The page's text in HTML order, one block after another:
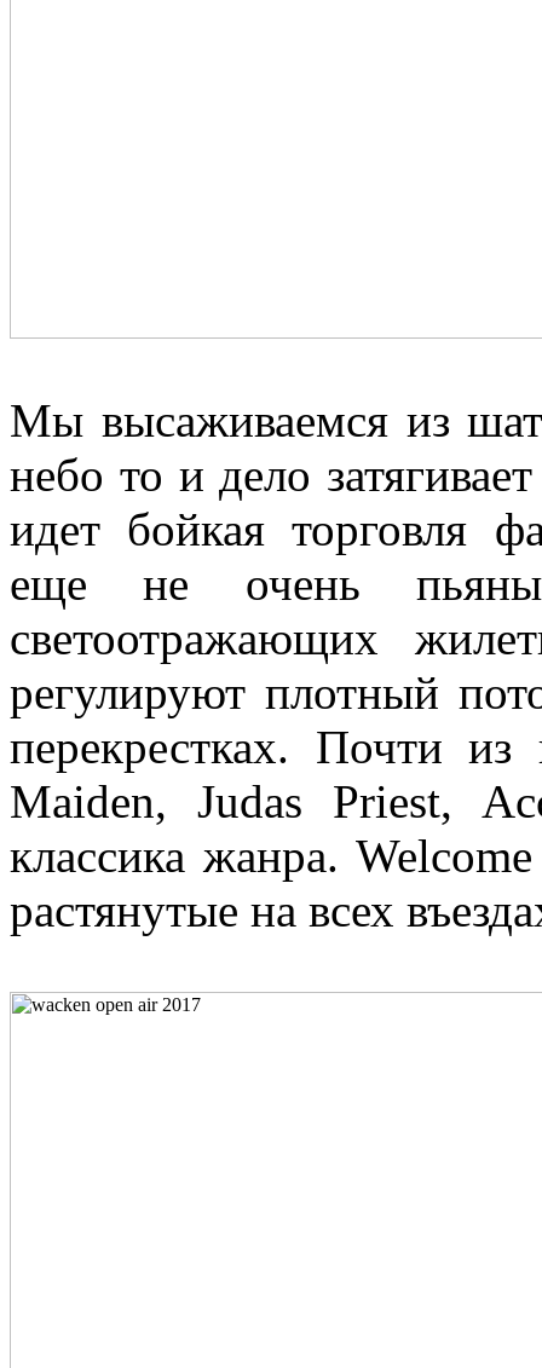
Мы высаживаемся из
небо то и дело
идет бойкая торговля
еще не очень
светоотражающих
регулируют плотный
перекрестках. Почти
Maiden, Judas Priest,
классика жанра.
растянутые на всех